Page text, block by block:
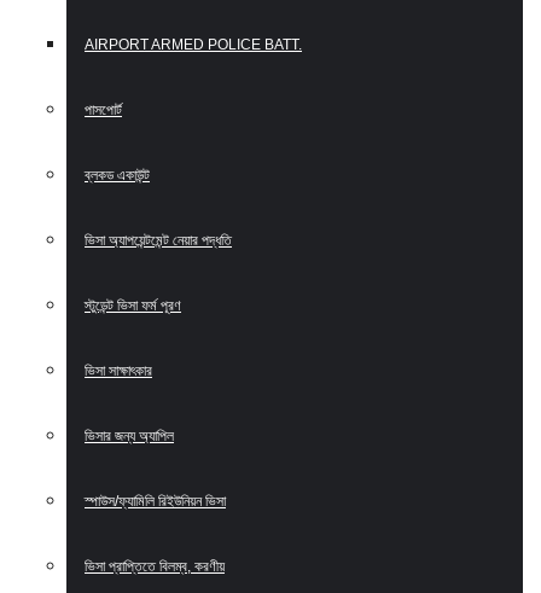
AIRPORT ARMED POLICE BATT.
পাসপোর্ট
ব্লকড একাউন্ট
ভিসা অ্যাপয়েন্টমেন্ট নেয়ার পদ্ধতি
স্টুডেন্ট ভিসা ফর্ম পূরণ
ভিসা সাক্ষাৎকার
ভিসার জন্য অ্যাপিল
স্পাউস/ফ্যামিলি রিইউনিয়ন ভিসা
ভিসা প্রাপ্তিতে বিলম্ব, করণীয়